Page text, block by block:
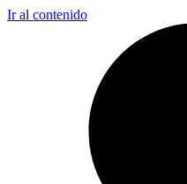
Ir al contenido